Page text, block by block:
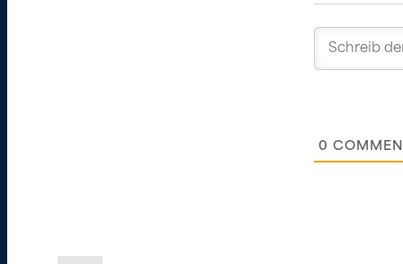
0